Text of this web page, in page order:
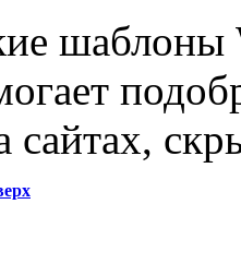
шаблоны
сайтах,